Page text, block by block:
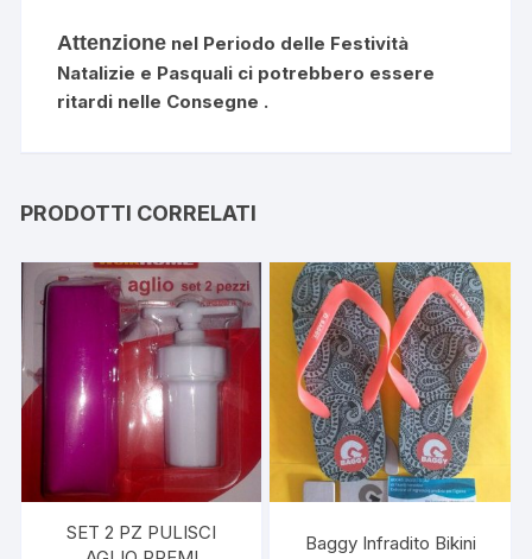
Attenzione nel Periodo delle Festività
Natalizie e Pasquali ci potrebbero essere
ritardi nelle Consegne .
PRODOTTI CORRELATI
SET 2 PZ PULISCI
Baggy Infradito Bikini